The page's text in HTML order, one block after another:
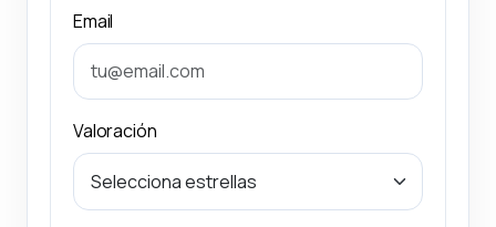
Email
Valoración